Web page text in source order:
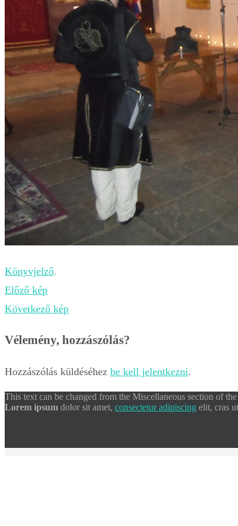
Könyvjelző.
Előző kép
Következő kép
Vélemény, hozzászólás?
Hozzászólás küldéséhez be kell jelentkezni.
This text can be changed from the Miscellaneous section of the
Lorem ipsum dolor sit amet, consectetur adipiscing elit, cras